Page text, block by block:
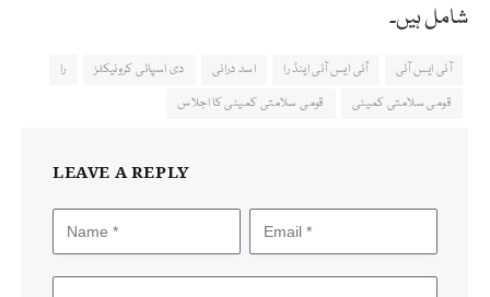
شامل ہیں۔
آئی ایس آئی آئی ایس آئی اینڈ را اسد درانی دی اسپائی کرونیکلز
را
قومی سلامتی کمیٹی
قومی سلامتی کمیٹی کا اجلاس
LEAVE A REPLY